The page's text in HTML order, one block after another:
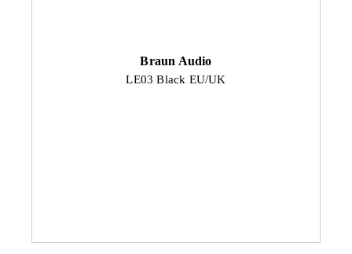
Braun Audio
LE03 Black EU/UK